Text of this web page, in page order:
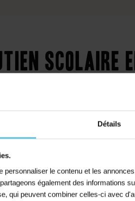
Détails
personnaliser le contenu et les
également des informations
qui peuvent combiner celles-ci avec
scolaire
le niveau